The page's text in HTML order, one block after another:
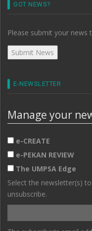
GOT NEWS?
Please submit your news
E-NEWSLETTER
Manage your
e-CREATE
e-PEKAN REVIEW
The UMPSA Edge
Select the newsletter(s)
unsubscribe.